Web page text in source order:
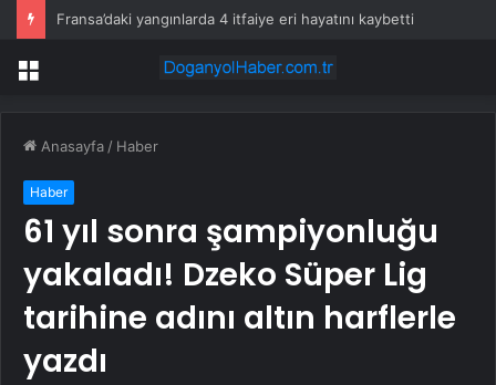
Fransa’daki yangınlarda 4 itfaiye eri hayatını kaybetti
Menü
Anasayfa / Haber
Haber
61 yıl sonra şampiyonluğu
yakaladı! Dzeko Süper Lig
tarihine adını altın harflerle
yazdı